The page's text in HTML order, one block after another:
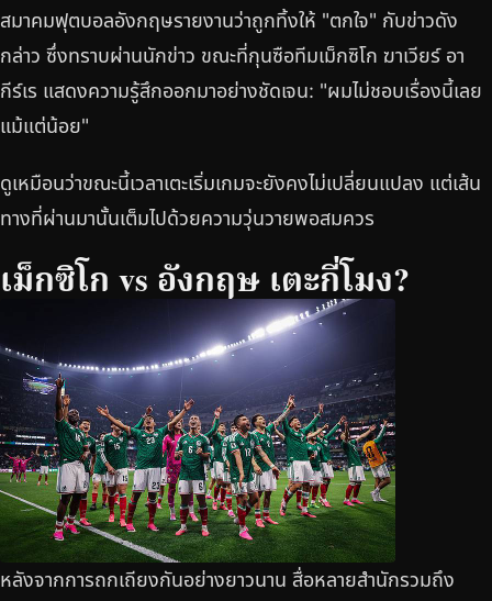
สมาคมฟุตบอลอังกฤษรายงานว่าถูกทิ้งให้ "ตกใจ" กับข่าวดัง
กล่าว ซึ่งทราบผ่านนักข่าว ขณะที่กุนซือทีมเม็กซิโก ฆาเวียร์ อา
กีร์เร แสดงความรู้สึกออกมาอย่างชัดเจน: "ผมไม่ชอบเรื่องนี้เลย
แม้แต่น้อย"
ดูเหมือนว่าขณะนี้เวลาเตะเริ่มเกมจะยังคงไม่เปลี่ยนแปลง แต่เส้น
ทางที่ผ่านมานั้นเต็มไปด้วยความวุ่นวายพอสมควร
เม็กซิโก vs อังกฤษ เตะกี่โมง?
หลังจากการถกเถียงกันอย่างยาวนาน สื่อหลายสำนักรวมถึง